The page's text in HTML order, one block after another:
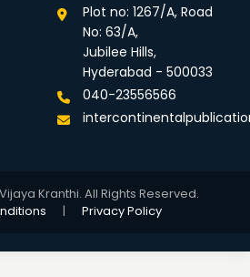
Plot no: 1267/A, Road
No: 63/A,
Jubilee Hills,
Hyderabad - 500033
040-23556566
Kranthi. All Rights Reserved.
| Privacy Policy